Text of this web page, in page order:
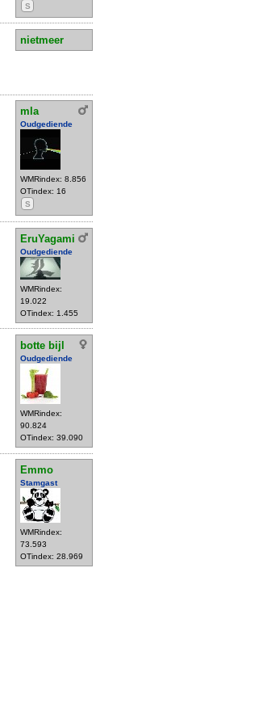
S
nietmeer
mla
Oudgediende
WMRindex: 8.856
OTindex: 16
S
EruYagami
Oudgediende
WMRindex:
19.022
OTindex: 1.455
botte bijl
Oudgediende
WMRindex:
90.824
OTindex: 39.090
Emmo
Stamgast
WMRindex:
73.593
OTindex: 28.969